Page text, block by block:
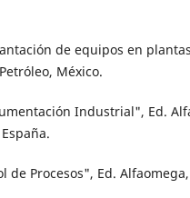
de equipos en
México.
Industrial", Ed.
de Procesos", Ed.